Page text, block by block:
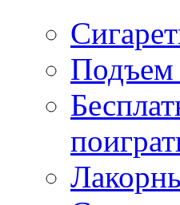
Подъем